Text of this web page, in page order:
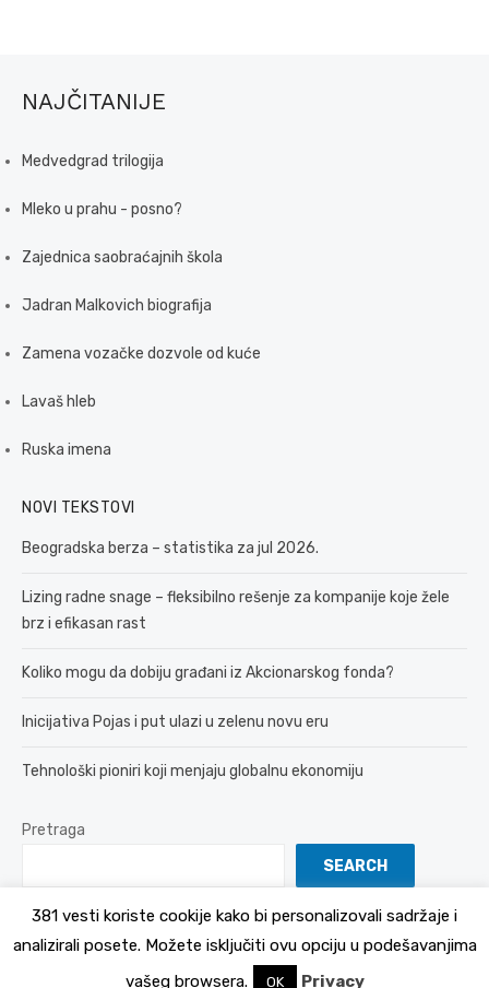
NAJČITANIJE
Medvedgrad trilogija
Mleko u prahu - posno?
Zajednica saobraćajnih škola
Jadran Malkovich biografija
Zamena vozačke dozvole od kuće
Lavaš hleb
Ruska imena
NOVI TEKSTOVI
Beogradska berza – statistika za jul 2026.
Lizing radne snage – fleksibilno rešenje za kompanije koje žele
brz i efikasan rast
Koliko mogu da dobiju građani iz Akcionarskog fonda?
Inicijativa Pojas i put ulazi u zelenu novu eru
Tehnološki pioniri koji menjaju globalnu ekonomiju
Pretraga
SEARCH
Politika Privatnosti
381 vesti koriste cookije kako bi personalizovali sadržaje i
analizirali posete. Možete isključiti ovu opciju u podešavanjima
vašeg browsera.
OK Privacy